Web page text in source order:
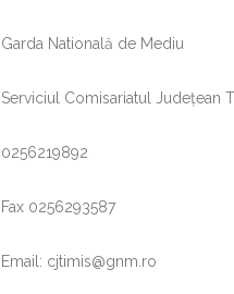
Garda Natională de Mediu
Serviciul Comisariatul Județean
0256219892
Fax 0256293587
Email: cjtimis@gnm.ro